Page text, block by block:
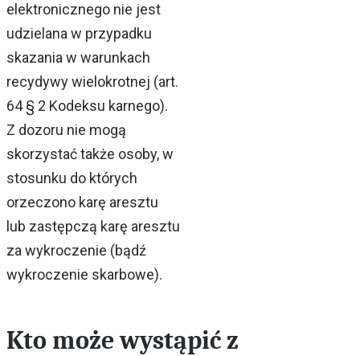
elektronicznego nie jest
udzielana w przypadku
skazania w warunkach
recydywy wielokrotnej (art.
64 § 2 Kodeksu karnego).
Z dozoru nie mogą
skorzystać także osoby, w
stosunku do których
orzeczono karę aresztu
lub zastępczą karę aresztu
za wykroczenie (bądź
wykroczenie skarbowe).
Kto może wystąpić z